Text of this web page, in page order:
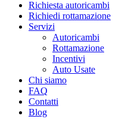
Richiesta autoricambi
Richiedi rottamazione
Servizi
Autoricambi
Rottamazione
Incentivi
Auto Usate
Chi siamo
FAQ
Contatti
Blog